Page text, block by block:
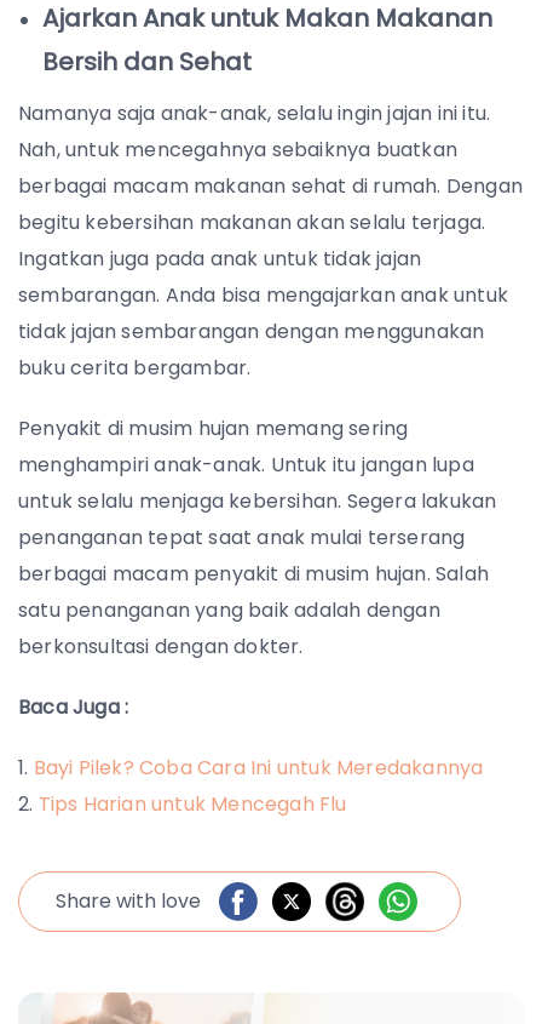
Ajarkan Anak untuk Makan Makanan
Bersih dan Sehat
Namanya saja anak-anak, selalu ingin jajan ini itu.
Nah, untuk mencegahnya sebaiknya buatkan
berbagai macam makanan sehat di rumah. Dengan
begitu kebersihan makanan akan selalu terjaga.
Ingatkan juga pada anak untuk tidak jajan
sembarangan. Anda bisa mengajarkan anak untuk
tidak jajan sembarangan dengan menggunakan
buku cerita bergambar.
Penyakit di musim hujan memang sering
menghampiri anak-anak. Untuk itu jangan lupa
untuk selalu menjaga kebersihan. Segera lakukan
penanganan tepat saat anak mulai terserang
berbagai macam penyakit di musim hujan. Salah
satu penanganan yang baik adalah dengan
berkonsultasi dengan dokter.
Baca Juga :
Bayi Pilek? Coba Cara Ini untuk Meredakannya
Tips Harian untuk Mencegah Flu
Share with love